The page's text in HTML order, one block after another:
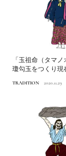
「玉祖命（タマ
瓊勾玉をつくり現
TRADITION 2020.11.29